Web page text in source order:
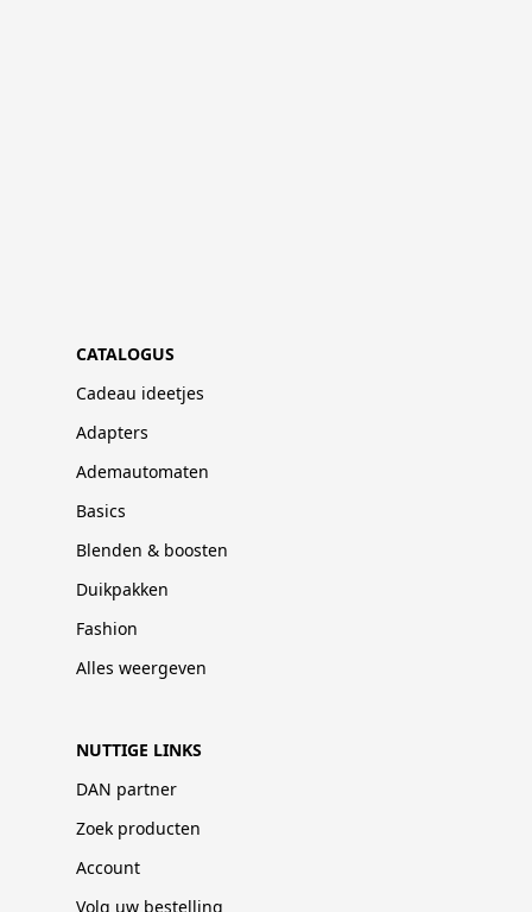
CATALOGUS
Cadeau ideetjes
Adapters
Ademautomaten
Basics
Blenden & boosten
Duikpakken
Fashion
Alles weergeven
NUTTIGE LINKS
DAN partner
Zoek producten
Account
Volg uw bestelling